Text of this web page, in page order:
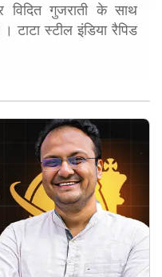
विदित गुजराती के साथ
स्टील इंडिया रैपिड